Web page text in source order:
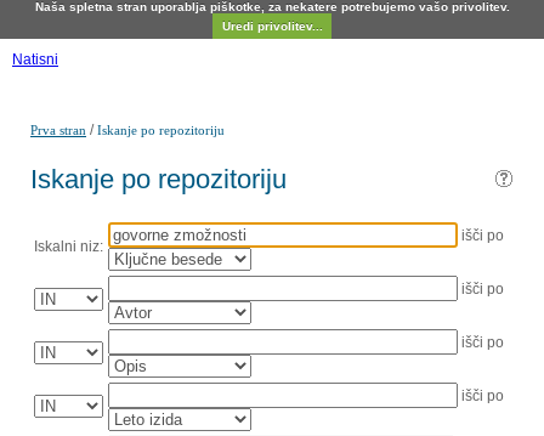
Naša spletna stran uporablja piškotke, za nekatere potrebujemo vašo privolitev.
Uredi privolitev...
Natisni
Prva stran /Iskanje po repozitoriju
Iskanje po repozitoriju
Iskalni niz:
išči po
išči po
išči po
išči po